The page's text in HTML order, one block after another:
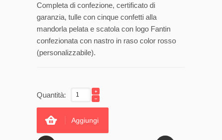
Completa di confezione, certificato di
garanzia, tulle con cinque confetti alla
mandorla pelata e scatola con logo Fantin
confezionata con nastro in raso color rosso
(personalizzabile).
Quantità:
Aggiungi